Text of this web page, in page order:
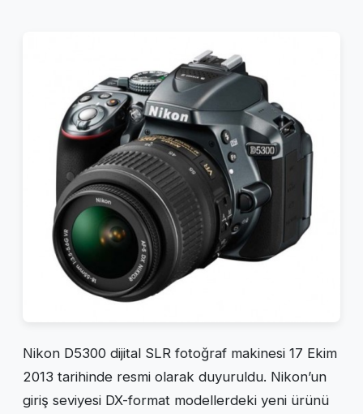
Nikon D5300 dijital SLR fotoğraf makinesi 17 Ekim
2013 tarihinde resmi olarak duyuruldu. Nikon’un
giriş seviyesi DX-format modellerdeki yeni ürünü